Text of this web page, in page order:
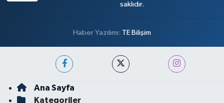
saklıdır.
Haber Yazılımı: TE Bilişim
Ana Sayfa
Kategoriler